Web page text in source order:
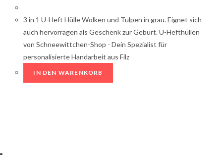
3 in 1 U-Heft Hülle Wolken und Tulpen in grau. Eignet sich
auch hervorragen als Geschenk zur Geburt. U-Hefthüllen
von Schneewittchen-Shop - Dein Spezialist für
personalisierte Handarbeit aus Filz
IN DEN WARENKORB